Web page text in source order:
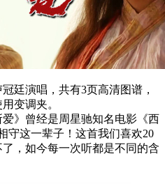
廷演唱，共有3页高清图谱，
变调夹。
》曾经是周星驰知名电影《西
守这一辈子！这首我们喜欢20
，如今每一次听都是不同的含